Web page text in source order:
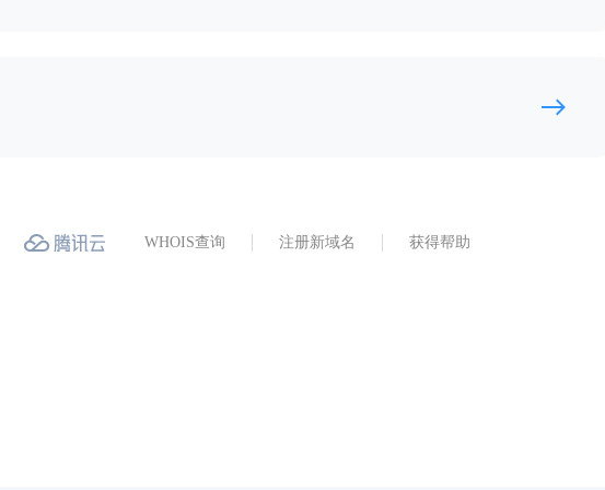
WHOIS查询 注册新域名 获得帮助